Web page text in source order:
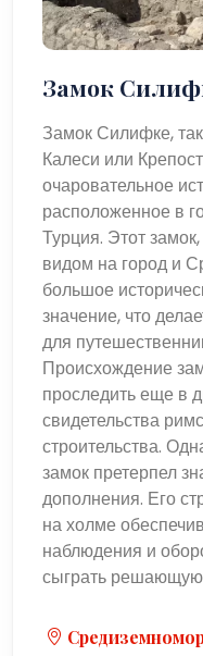
Замок
Замок Силифке,
Калеси или
очаровательное
расположенное в
Турция. Этот
видом на город и
большое
значение, что
для
Происхождение
проследить еще в
свидетельства
строительства.
замок претерпел
дополнения. Его
на холме
наблюдения и
сыграть решающую